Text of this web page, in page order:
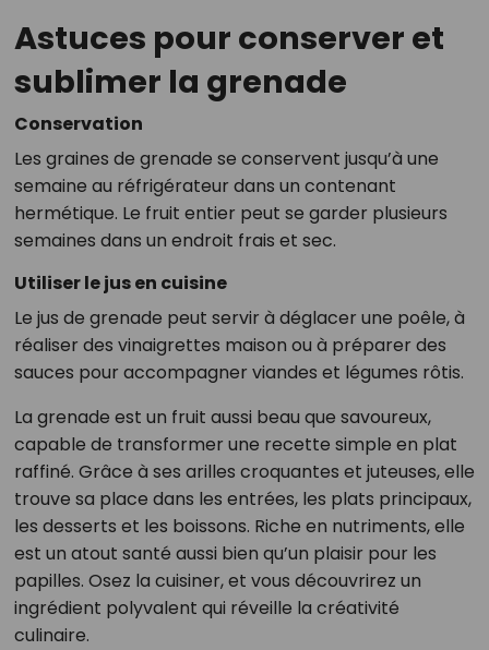
Astuces pour conserver et
sublimer la grenade
Conservation
Les graines de grenade se conservent jusqu’à une
semaine au réfrigérateur dans un contenant
hermétique. Le fruit entier peut se garder plusieurs
semaines dans un endroit frais et sec.
Utiliser le jus en cuisine
Le jus de grenade peut servir à déglacer une poêle, à
réaliser des vinaigrettes maison ou à préparer des
sauces pour accompagner viandes et légumes rôtis.
La grenade est un fruit aussi beau que savoureux,
capable de transformer une recette simple en plat
raffiné. Grâce à ses arilles croquantes et juteuses, elle
trouve sa place dans les entrées, les plats principaux,
les desserts et les boissons. Riche en nutriments, elle
est un atout santé aussi bien qu’un plaisir pour les
papilles. Osez la cuisiner, et vous découvrirez un
ingrédient polyvalent qui réveille la créativité
culinaire.